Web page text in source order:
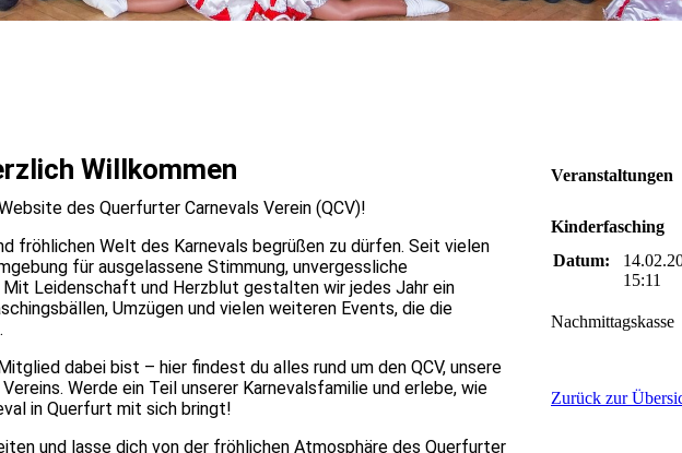
Willkommen
des Querfurter Carnevals Verein (QCV)!
fröhlichen Welt des Karnevals begrüßen zu dürfen. Seit vielen
für ausgelassene Stimmung, unvergessliche
Leidenschaft und Herzblut gestalten wir jedes Jahr ein
Umzügen und vielen weiteren Events, die die
dabei bist – hier findest du alles rund um den QCV, unsere
Werde ein Teil unserer Karnevalsfamilie und erlebe, wie
in Querfurt mit sich bringt!
und lasse dich von der fröhlichen Atmosphäre des Querfurter
Veranstaltungen
Kinderfasching
Datum:
15:11
Nachmittagskasse
Zurück zur